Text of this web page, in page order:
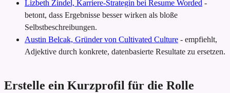
Lizbeth Zindel, Karriere-Strategin bei Resume Worded -
betont, dass Ergebnisse besser wirken als bloße
Selbstbeschreibungen.
Austin Belcak, Gründer von Cultivated Culture - empfiehlt,
Adjektive durch konkrete, datenbasierte Resultate zu ersetzen.
Erstelle ein Kurzprofil für die Rolle